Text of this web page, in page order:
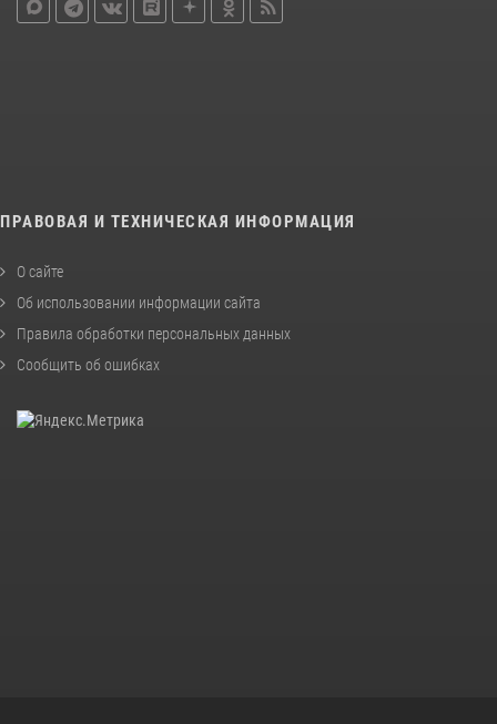
ПРАВОВАЯ И ТЕХНИЧЕСКАЯ ИНФОРМАЦИЯ
О сайте
Об использовании информации сайта
Правила обработки персональных данных
Сообщить об ошибках